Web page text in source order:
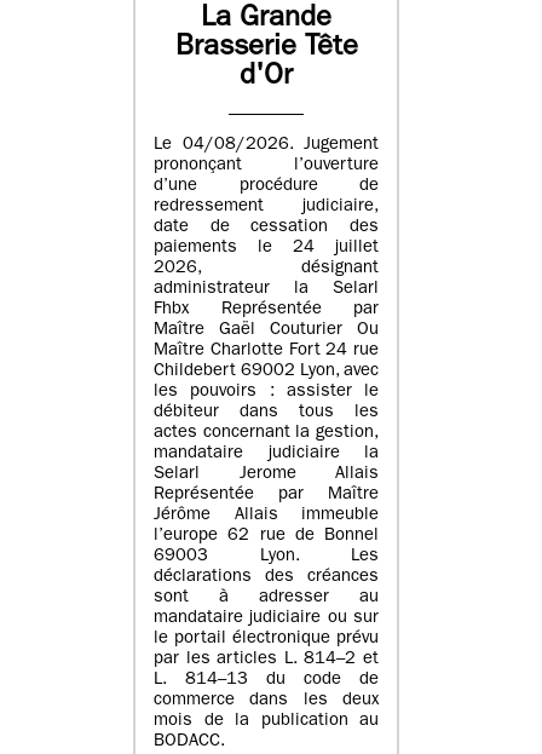
La Grande
Brasserie Tête
d'Or
Le 04/08/2026. Jugement
prononçant l’ouverture
d’une procédure de
redressement judiciaire,
date de cessation des
paiements le 24 juillet
2026, désignant
administrateur la Selarl
Fhbx Représentée par
Maître Gaël Couturier Ou
Maître Charlotte Fort 24 rue
Childebert 69002 Lyon, avec
les pouvoirs : assister le
débiteur dans tous les
actes concernant la gestion,
mandataire judiciaire la
Selarl Jerome Allais
Représentée par Maître
Jérôme Allais immeuble
l’europe 62 rue de Bonnel
69003 Lyon. Les
déclarations des créances
sont à adresser au
mandataire judiciaire ou sur
le portail électronique prévu
par les articles L. 814–2 et
L. 814–13 du code de
commerce dans les deux
mois de la publication au
BODACC.